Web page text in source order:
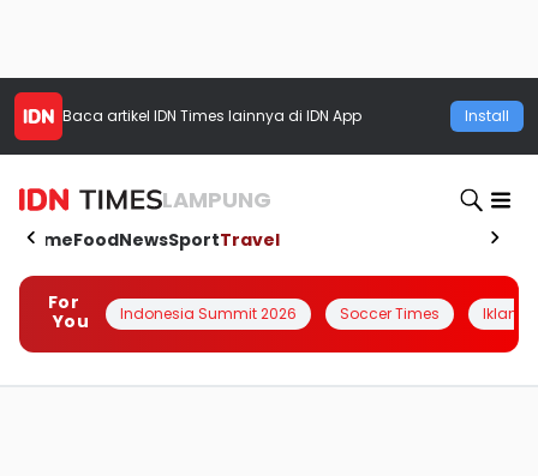
Baca artikel IDN Times lainnya di IDN App Install
LAMPUNG
HomeFoodNewsSportTravel
For
You
Indonesia Summit 2026 Soccer Times Iklanin